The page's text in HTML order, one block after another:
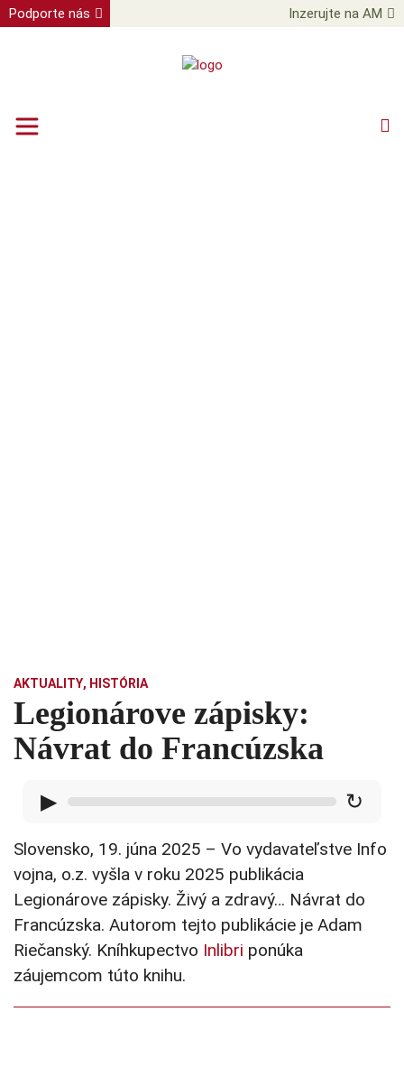
Podporte nás Inzerujte na AM
AKTUALITY, HISTÓRIA
Legionárove zápisky:
Návrat do Francúzska
▶ ↻
Slovensko, 19. júna 2025 – Vo vydavateľstve Info
vojna, o.z. vyšla v roku 2025 publikácia
Legionárove zápisky. Živý a zdravý… Návrat do
Francúzska. Autorom tejto publikácie je Adam
Riečanský. Kníhkupectvo Inlibri ponúka
záujemcom túto knihu.